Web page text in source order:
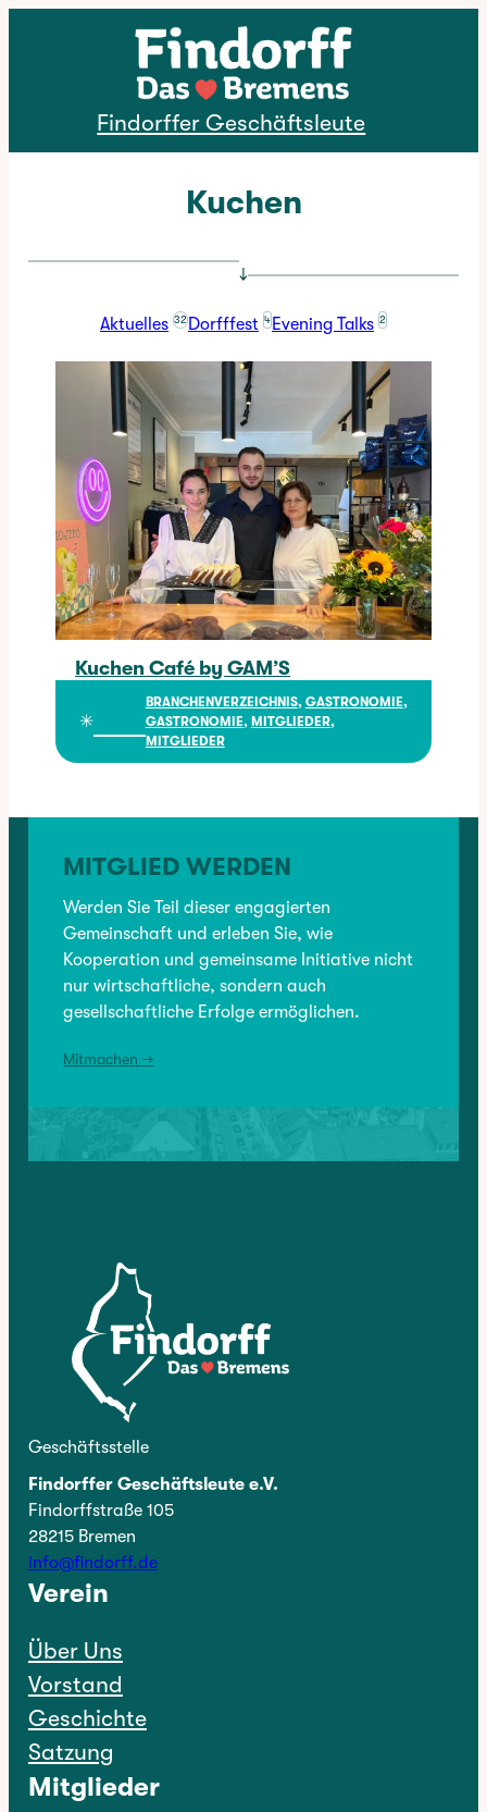
Direkt zum Inhalt
Findorffer Geschäftsleute
Kuchen
↓
Aktuelles 32 Dorfffest 4 Evening Talks 2
Kuchen Café by GAM’S
Kuchen Café by GAM’S
✳︎
BRANCHENVERZEICHNIS, GASTRONOMIE ,
GASTRONOMIE, MITGLIEDER ,
MITGLIEDER
MITGLIED WERDEN
Werden Sie Teil dieser engagierten
Gemeinschaft und erleben Sie, wie
Kooperation und gemeinsame Initiative nicht
nur wirtschaftliche, sondern auch
gesellschaftliche Erfolge ermöglichen.
Mitmachen →
Geschäftsstelle
Findorffer Geschäftsleute e.V.
Findorffstraße 105
28215 Bremen
info@findorff.de
Verein
Über Uns
Vorstand
Geschichte
Satzung
Mitglieder